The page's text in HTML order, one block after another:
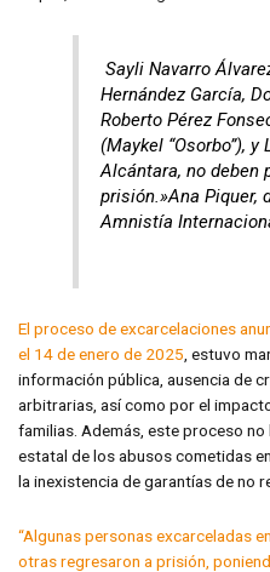
Sayli Navarro
Hernández García,
Roberto Pérez
(Maykel “Osorbo”),
Alcántara, no deben
prisión.»Ana Piquer,
Amnistía
El proceso de excarcelaciones
el 14 de enero de 2025 , estuvo
información pública, ausencia de
arbitrarias, así como por el
familias. Además, este proceso
estatal de los abusos cometidas
la inexistencia de garantías de no
“Algunas personas excarceladas
otras regresaron a prisión,